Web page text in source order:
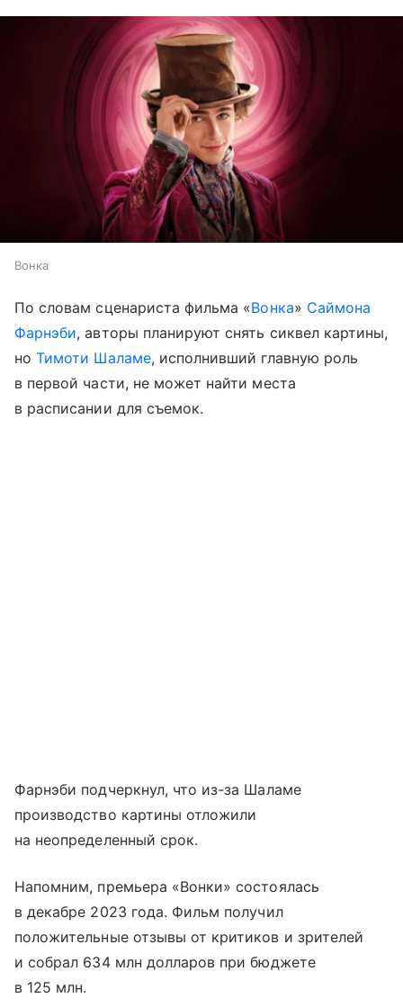
Вонка
По словам сценариста фильма «Вонка» Саймона
Фарнэби, авторы планируют снять сиквел картины,
ноТимоти Шаламе, исполнивший главную роль
в первой части, не может найти места
в расписании для съемок.
Фарнэби подчеркнул, что из-за Шаламе
производство картины отложили
на неопределенный срок.
Напомним, премьера «Вонки» состоялась
в декабре 2023 года. Фильм получил
положительные отзывы от критиков и зрителей
и собрал 634 млн долларов при бюджете
в 125 млн.